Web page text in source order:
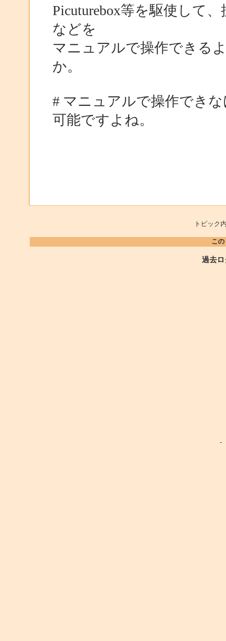
Picuturebox等を駆使して
などを
マニュアルで操作できる
か。
# マニュアルで操作でき
可能ですよね。
トピッ
こ
過去